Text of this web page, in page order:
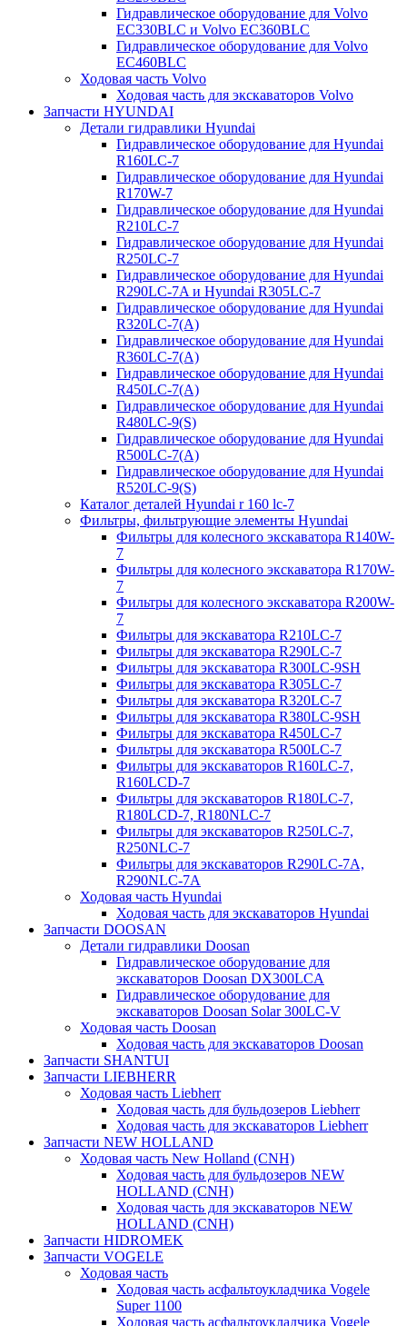
Гидравлическое оборудование для Volvo
EC330BLC и Volvo EC360BLC
Гидравлическое оборудование для Volvo
EC460BLC
Ходовая часть Volvo
Ходовая часть для экскаваторов Volvo
Запчасти HYUNDAI
Детали гидравлики Hyundai
Гидравлическое оборудование для Hyundai
R160LC-7
Гидравлическое оборудование для Hyundai
R170W-7
Гидравлическое оборудование для Hyundai
R210LC-7
Гидравлическое оборудование для Hyundai
R250LC-7
Гидравлическое оборудование для Hyundai
R290LC-7A и Hyundai R305LC-7
Гидравлическое оборудование для Hyundai
R320LC-7(A)
Гидравлическое оборудование для Hyundai
R360LC-7(A)
Гидравлическое оборудование для Hyundai
R450LC-7(A)
Гидравлическое оборудование для Hyundai
R480LC-9(S)
Гидравлическое оборудование для Hyundai
R500LC-7(A)
Гидравлическое оборудование для Hyundai
R520LC-9(S)
Каталог деталей Hyundai r 160 lc-7
Фильтры, фильтрующие элементы Hyundai
Фильтры для колесного экскаватора R140W-
7
Фильтры для колесного экскаватора R170W-
7
Фильтры для колесного экскаватора R200W-
7
Фильтры для экскаватора R210LC-7
Фильтры для экскаватора R290LC-7
Фильтры для экскаватора R300LC-9SH
Фильтры для экскаватора R305LC-7
Фильтры для экскаватора R320LC-7
Фильтры для экскаватора R380LC-9SH
Фильтры для экскаватора R450LC-7
Фильтры для экскаватора R500LC-7
Фильтры для экскаваторов R160LC-7,
R160LCD-7
Фильтры для экскаваторов R180LC-7,
R180LCD-7, R180NLC-7
Фильтры для экскаваторов R250LC-7,
R250NLC-7
Фильтры для экскаваторов R290LC-7A,
R290NLC-7A
Ходовая часть Hyundai
Ходовая часть для экскаваторов Hyundai
Запчасти DOOSAN
Детали гидравлики Doosan
Гидравлическое оборудование для
экскаваторов Doosan DX300LCA
Гидравлическое оборудование для
экскаваторов Doosan Solar 300LC-V
Ходовая часть Doosan
Ходовая часть для экскаваторов Doosan
Запчасти SHANTUI
Запчасти LIEBHERR
Ходовая часть Liebherr
Ходовая часть для бульдозеров Liebherr
Ходовая часть для экскаваторов Liebherr
Запчасти NEW HOLLAND
Ходовая часть New Holland (CNH)
Ходовая часть для бульдозеров NEW
HOLLAND (CNH)
Ходовая часть для экскаваторов NEW
HOLLAND (CNH)
Запчасти HIDROMEK
Запчасти VOGELE
Ходовая часть
Ходовая часть асфальтоукладчика Vogele
Super 1100
Ходовая часть асфальтоукладчика Vogele